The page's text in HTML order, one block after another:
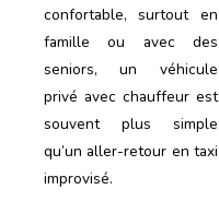
confortable, surtout en
famille ou avec des
seniors, un véhicule
privé avec chauffeur est
souvent plus simple
qu’un aller-retour en taxi
improvisé.